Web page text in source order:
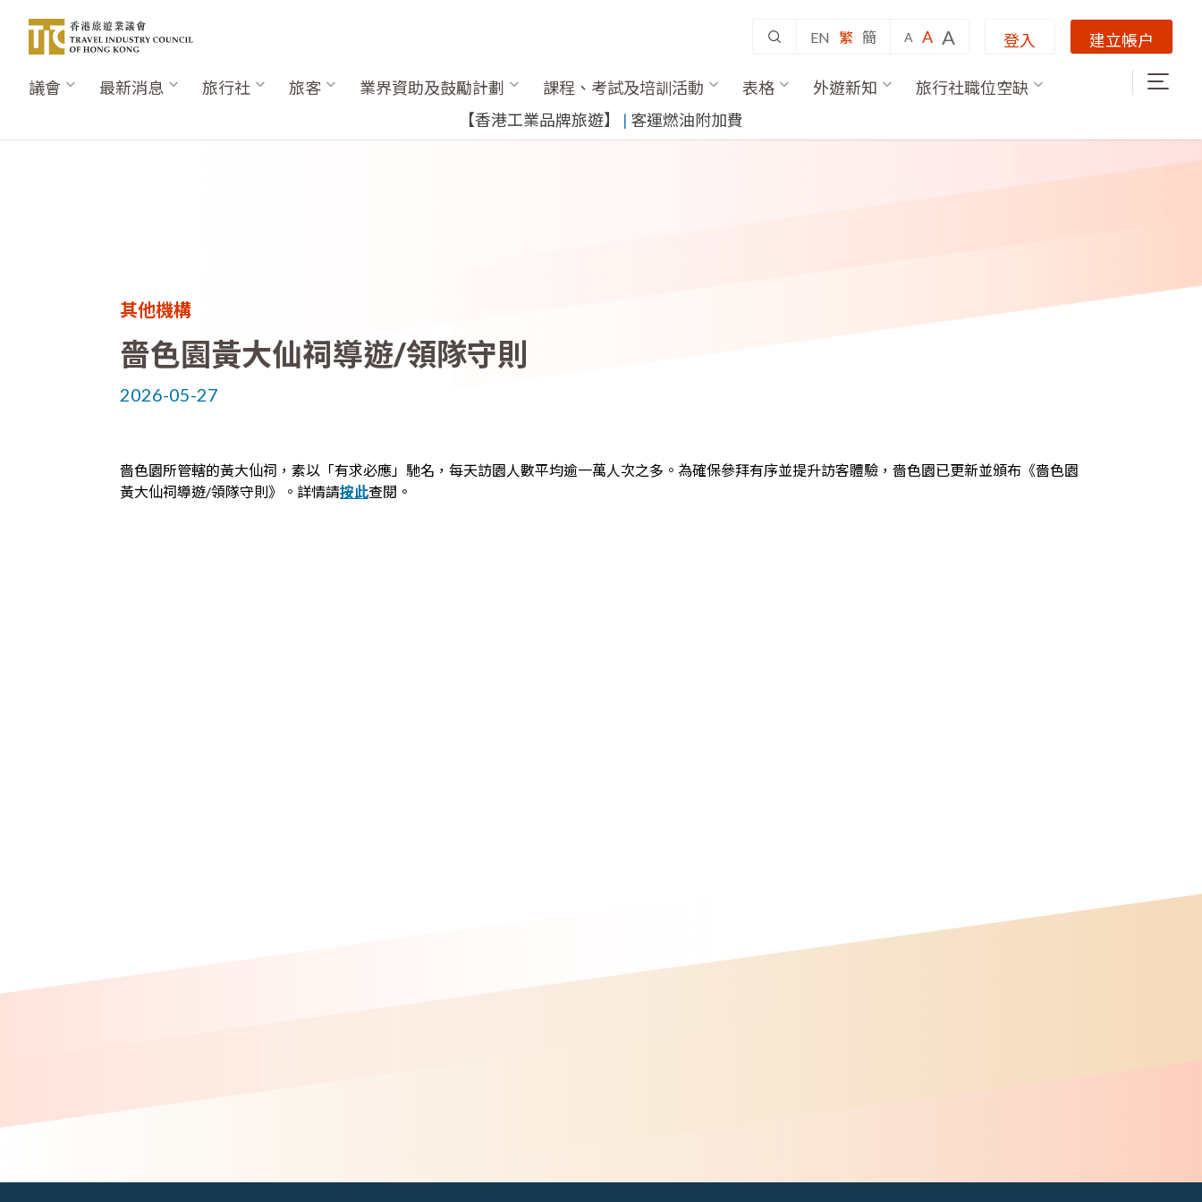
EN 繁 簡 A A A 登入 建立帳户
Main
議會 最新消息 旅行社 旅客 業界資助及鼓勵計劃 課程、考試及培訓活動 表格 外遊新知
旅行社職位空缺
​【香港工業品牌旅遊】
​ | 客運燃油附加費
其他機構
嗇色園黃大仙祠導遊/領隊守則
2026-05-27
嗇色園所管轄的黃大仙祠，素以「有求必應」馳名，每天訪園人數平均逾一萬人次之多。為確保參拜有序並提升訪客體驗，嗇色園已更新並頒布《嗇色園
黃大仙祠導遊/領隊守則》。詳情請按此查閱。